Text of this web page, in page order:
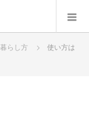
らし方
使い方は